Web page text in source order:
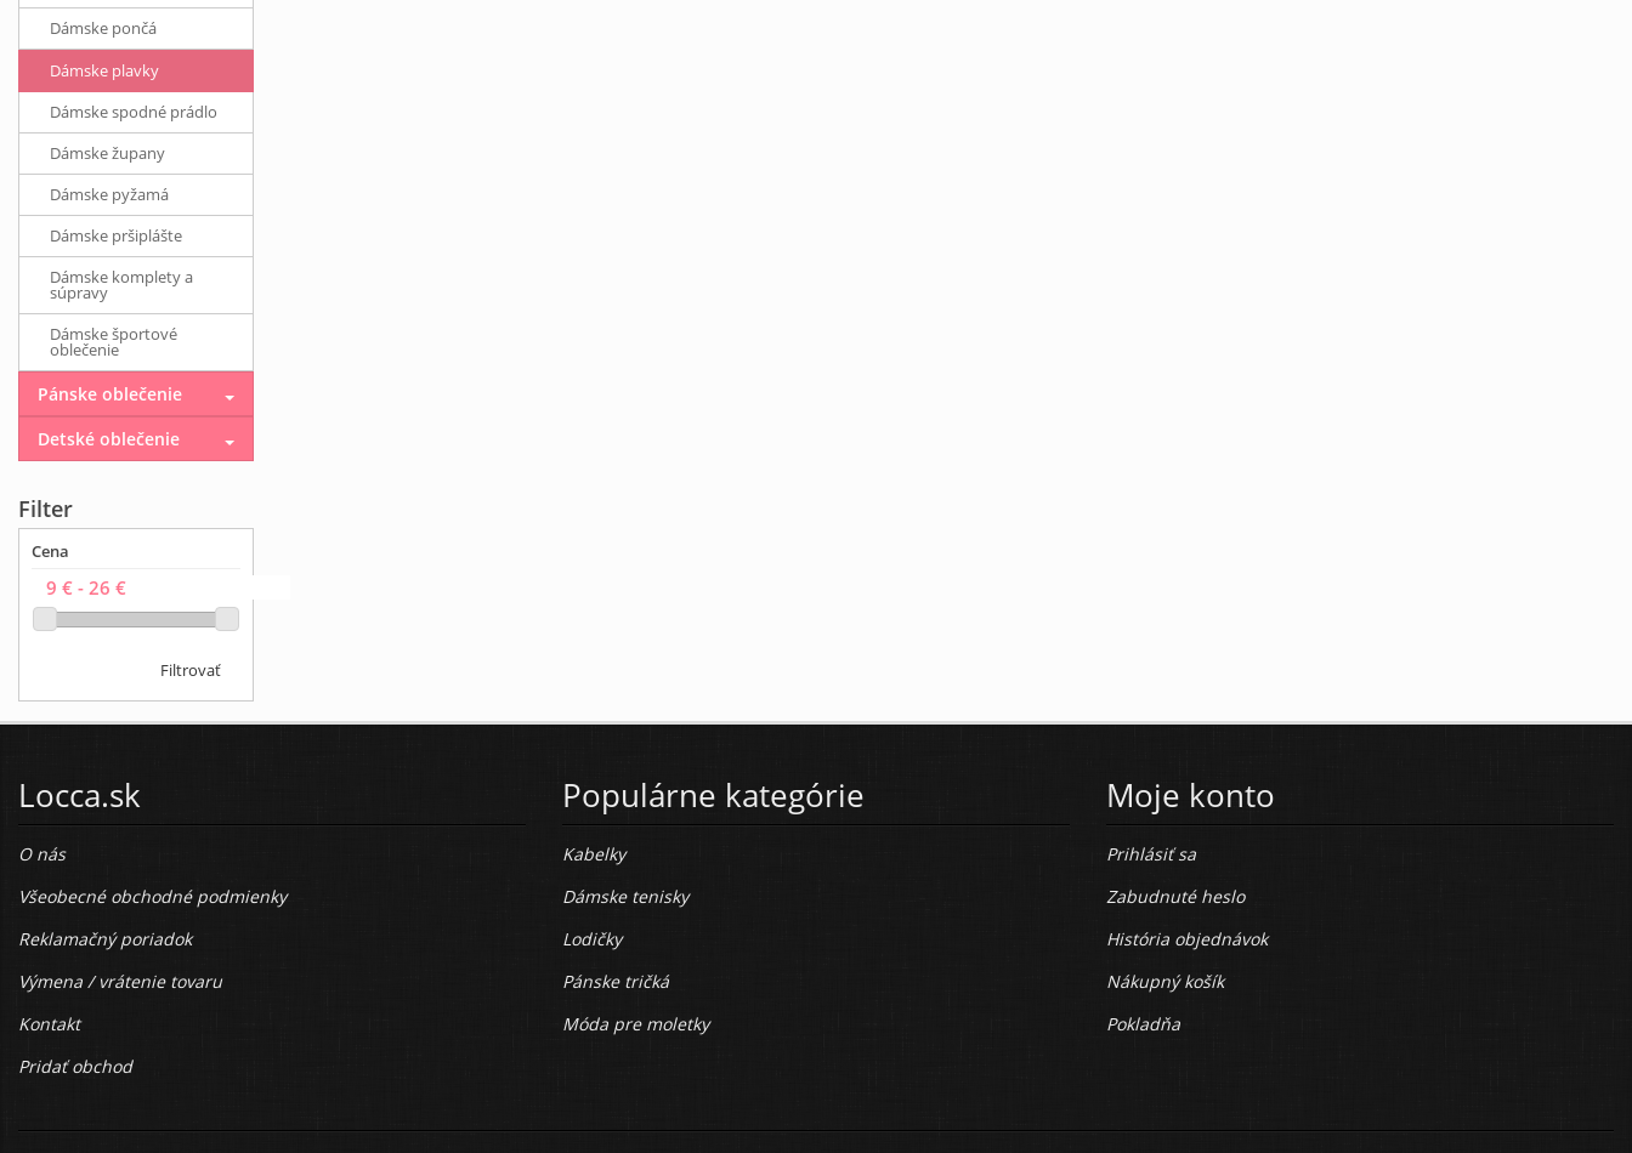
Dámske pončá
Dámske plavky
Dámske spodné prádlo
Dámske župany
Dámske pyžamá
Dámske pršiplášte
Dámske komplety a
súpravy
Dámske športové
oblečenie
Pánske oblečenie
Detské oblečenie
Filter
Cena
Filtrovať
Locca.sk
O nás
Všeobecné obchodné podmienky
Reklamačný poriadok
Výmena / vrátenie tovaru
Kontakt
Pridať obchod
Populárne kategórie
Kabelky
Dámske tenisky
Lodičky
Pánske tričká
Móda pre moletky
Moje konto
Prihlásiť sa
Zabudnuté heslo
História objednávok
Nákupný košík
Pokladňa